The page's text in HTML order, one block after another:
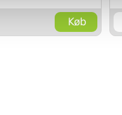
dine
Køb